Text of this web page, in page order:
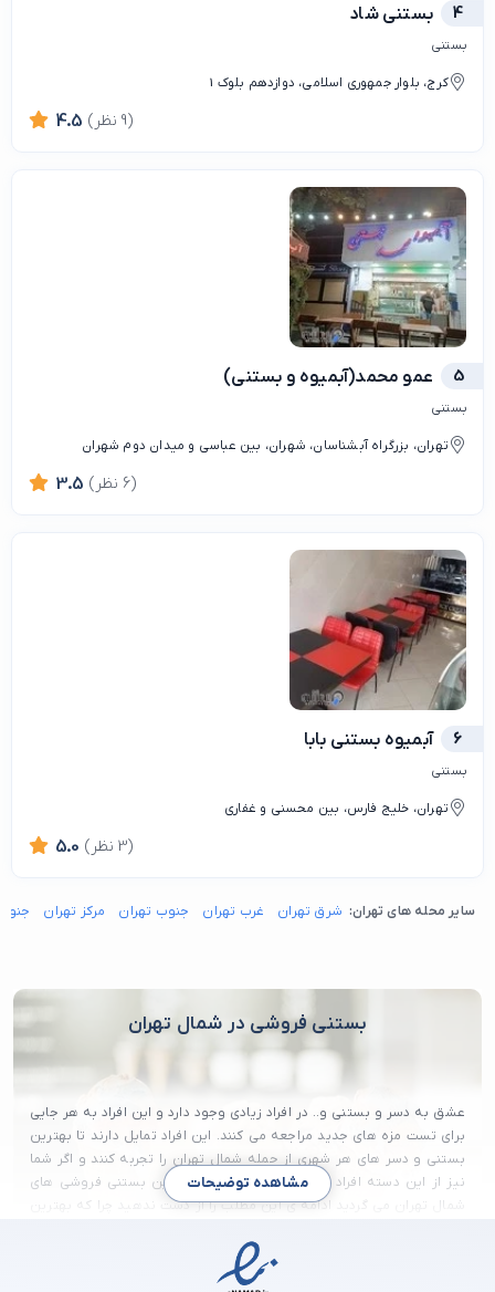
4 بستنی شاد
بستنی
کرج، بلوار جمهوری اسلامی، دوازدهم بلوک 1
4.5 (9 نظر)
5 عمو محمد(آبمیوه و بستنی)
بستنی
تهران، بزرگراه آبشناسان، شهران، بین عباسی و میدان دوم شهران
3.5 (6 نظر)
6 آبمیوه بستنی بابا
بستنی
تهران، خلیج فارس، بین محسنی و غفاری
5.0 (3 نظر)
سایر محله های تهران: شرق تهران غرب تهران جنوب تهران مرکز تهران
بستنی فروشی در شمال تهران
عشق به دسر و بستنی و.. در افراد زیادی وجود دارد و این افراد به هر جایی
برای تست مزه های جدید مراجعه می کنند. این افراد تمایل دارند تا بهترین
بستنی و دسر های هر شهری از جمله شمال تهران را تجربه کنند و اگر شما
نیز از این دسته افراد می باشید و به دنبال بهترین بستنی فروشی های
شمال تهران می گردید ادامه ی این مطلب را از دست ندهید چرا که بهترین
شمال تهران را می توان متمول ترین بخش تهران دانست. افرادی که بسیار
مشاهده توضیحات